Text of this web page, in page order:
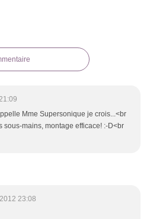
Mme Supersonique je crois...<br
sous-mains, montage efficace! :-D<br
23:08